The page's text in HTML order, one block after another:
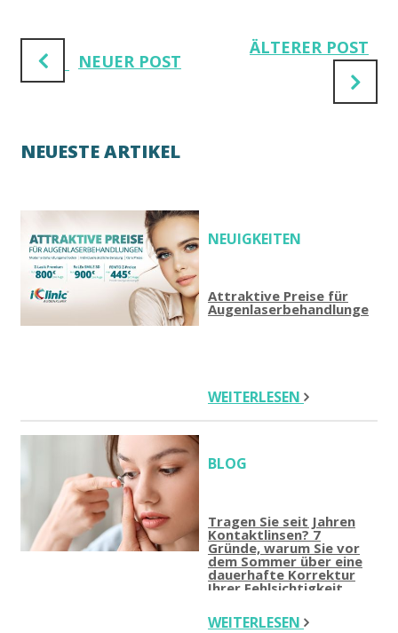
NEUER POST
ÄLTERER POST
NEUESTE ARTIKEL
NEUIGKEITEN
Attraktive Preise für
Augenlaserbehandlungen
WEITERLESEN
BLOG
Tragen Sie seit Jahren
Kontaktlinsen? 7
Gründe, warum Sie vor
dem Sommer über eine
dauerhafte Korrektur
Ihrer Fehlsichtigkeit
WEITERLESEN